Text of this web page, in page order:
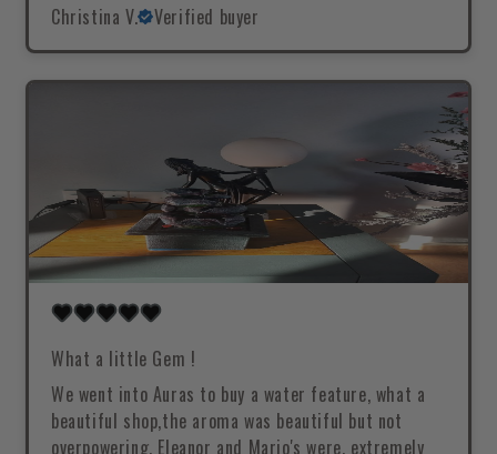
Christina V.
Verified buyer
What a little Gem !
We went into Auras to buy a water feature, what a
beautiful shop,the aroma was beautiful but not
overpowering, Eleanor and Mario's were, extremely